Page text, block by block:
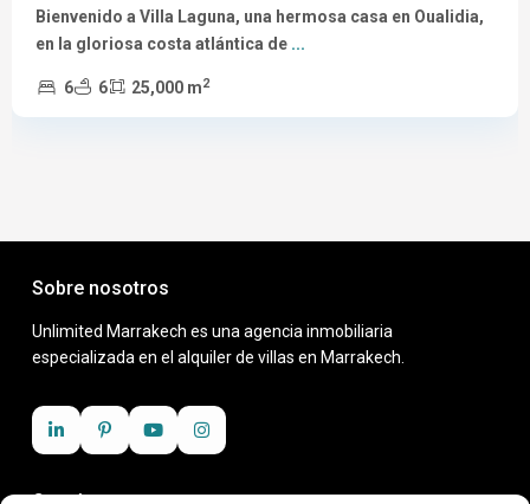
Bienvenido a Villa Laguna, una hermosa casa en Oualidia,
en la gloriosa costa atlántica de ...
6 6 25,000 m2
Sobre nosotros
Unlimited Marrakech es una agencia inmobiliaria
especializada en el alquiler de villas en Marrakech.